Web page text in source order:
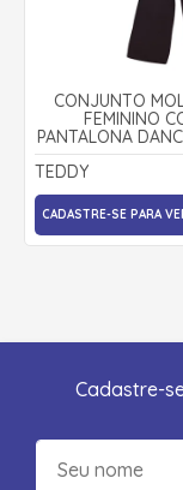
CONJUNTO
FEMININO
PANTALONA
TEDDY
TEDDY
CADASTRE-SE PARA
Cadastre-